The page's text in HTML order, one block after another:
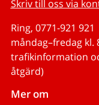
Skriv till oss via
Ring, 0771-921 921
måndag–fredag kl.
trafikinformation
åtgärd)
Mer om